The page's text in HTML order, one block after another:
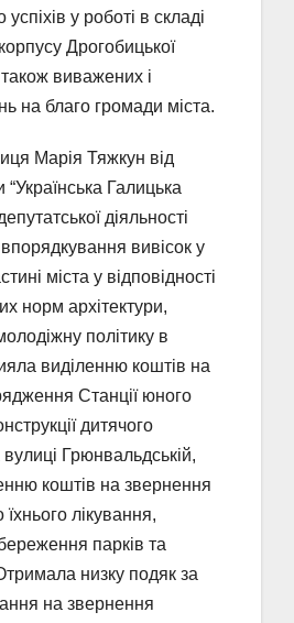
у роботі в складі
Дрогобицької
виважених і
на благо громади міста.
Марія Тяжкун від
“Українська Галицька
діяльності
вивісок у
міста у відповідності
норм архітектури,
політику в
виділенню коштів на
Станції юного
дитячого
Грюнвальдській,
коштів на звернення
лікування,
парків та
низку подяк за
на звернення